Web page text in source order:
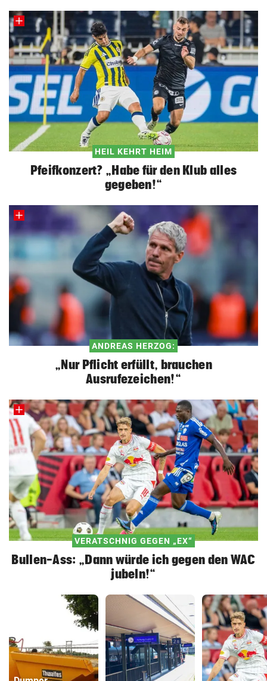
HEIL KEHRT HEIM
Pfeifkonzert? „Habe für den Klub alles
gegeben!“
ANDREAS HERZOG:
„Nur Pflicht erfüllt, brauchen
Ausrufezeichen!“
VERATSCHNIG GEGEN „EX“
Bullen-Ass: „Dann würde ich gegen den WAC
jubeln!“